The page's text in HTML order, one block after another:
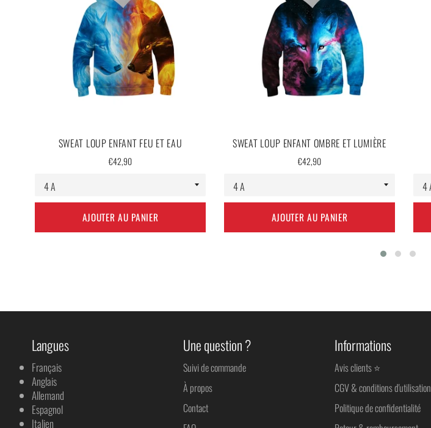
SWEAT LOUP ENFANT FEU ET EAU
Prix
€42,90
AJOUTER AU PANIER
SWEAT LOUP ENFANT OMBRE ET LUMIÈRE
Prix
€42,90
AJOUTER AU PANIER
Langues
Français
Anglais
Allemand
Espagnol
Italien
Une question ?
Suivi de commande
À propos
Contact
Informations
Avis clients ⭐
CGV & conditions d'utilisation
Politique de confidentialité